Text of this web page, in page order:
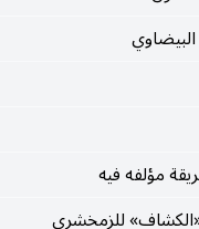
مؤلفه فيه
للزمخشري